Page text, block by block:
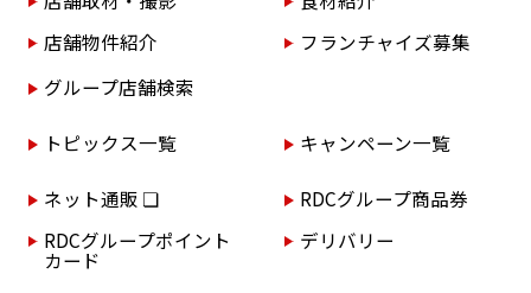
店舗物件紹介
フランチャイズ募集
グループ店舗検索
トピックス一覧 キャンペーン一覧
ネット通販 ❏
RDCグループ商品券
RDCグループポイント
カード
デリバリー